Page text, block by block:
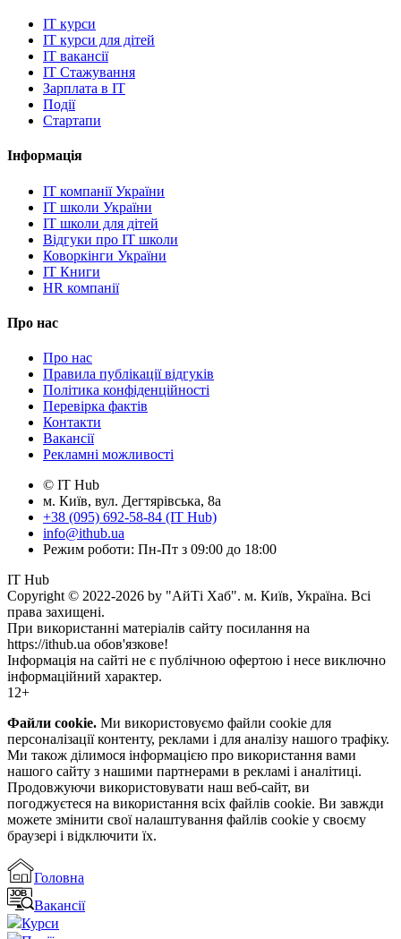
IT курси
IT курси для дітей
IT вакансії
IT Стажування
Зарплата в IT
Події
Стартапи
Інформація
IT компанії України
IT школи України
IT школи для дітей
Відгуки про IT школи
Коворкінги України
IT Книги
HR компанії
Про нас
Про нас
Правила публікації відгуків
Політика конфіденційності
Перевірка фактів
Контакти
Вакансії
Рекламні можливості
© IT Hub
м. Київ, вул. Дегтярівська, 8а
+38 (095) 692-58-84 (IT Hub)
info@ithub.ua
Режим роботи: Пн-Пт з 09:00 до 18:00
IT Hub
Copyright © 2022-2026 by "АйТі Хаб". м. Київ, Україна. Всі
права захищені.
При використанні матеріалів сайту посилання на
https://ithub.ua обов'язкове!
Інформація на сайті не є публічною офертою і несе виключно
інформаційний характер.
12+
Файли cookie. Ми використовуємо файли cookie для
персоналізації контенту, реклами і для аналізу нашого трафіку.
Ми також ділимося інформацією про використання вами
нашого сайту з нашими партнерами в рекламі і аналітиці.
Продовжуючи використовувати наш веб-сайт, ви
погоджуєтеся на використання всіх файлів cookie. Ви завжди
можете змінити свої налаштування файлів cookie у своєму
браузері і відключити їх.
Головна
Вакансії
Курси